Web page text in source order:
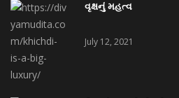
વૃક્ષનું મહત્વ
July 12, 2021